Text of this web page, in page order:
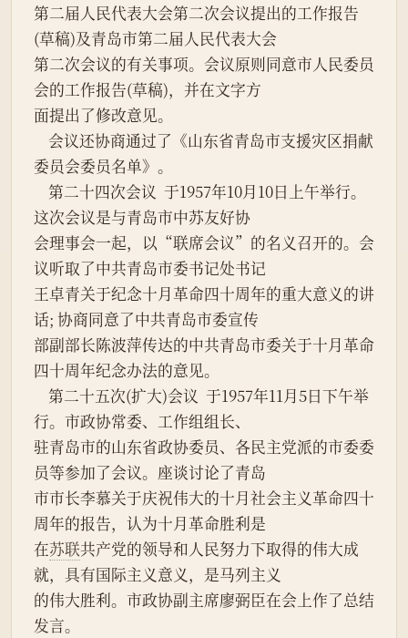
第二届人民代表大会第二次会议提出的工作报告
(草稿)及青岛市第二届人民代表大会
第二次会议的有关事项。会议原则同意市人民委员
会的工作报告(草稿)，并在文字方
面提出了修改意见。
委员会委员名单》。
这次会议是与青岛市中苏友好协
会理事会一起，以“联席会议”的名义召开的。会
议听取了中共青岛市委书记处书记
王卓青关于纪念十月革命四十周年的重大意义的讲
话; 协商同意了中共青岛市委宣传
部副部长陈波萍传达的中共青岛市委关于十月革命
四十周年纪念办法的意见。
行。市政协常委、工作组组长、
驻青岛市的山东省政协委员、各民主党派的市委委
员等参加了会议。座谈讨论了青岛
市市长李慕关于庆祝伟大的十月社会主义革命四十
周年的报告，认为十月革命胜利是
在苏联共产党的领导和人民努力下取得的伟大成
就，具有国际主义意义，是马列主义
的伟大胜利。市政协副主席廖弼臣在会上作了总结
发言。